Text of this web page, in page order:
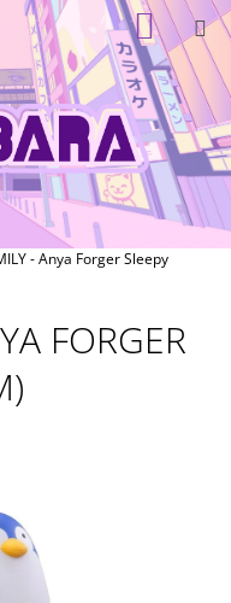
KOŠÍK
- Anya Forger Sleepy
FORGER